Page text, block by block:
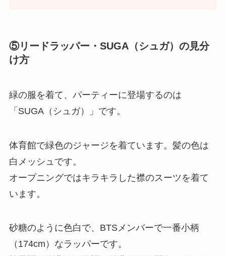
⑤リードラッパー・SUGA（シュガ）の見分
け方
緑の服を着て、パーティーに登場するのは
「SUGA（シュガ）」です。
体育館で緑色のジャージを着ています。髪の色は
白メッシュです。
オープニングではキラキラした襟のスーツを着て
います。
砂糖のように色白で、BTSメンバーで一番小柄
（174cm）なラッパーです。